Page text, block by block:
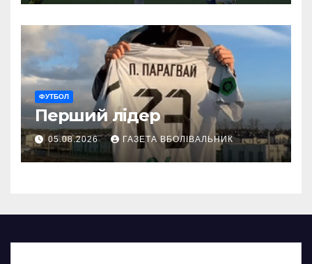
ФУТБОЛ
Перший лідер
05.08.2026 ГАЗЕТА ВБОЛІВАЛЬНИК